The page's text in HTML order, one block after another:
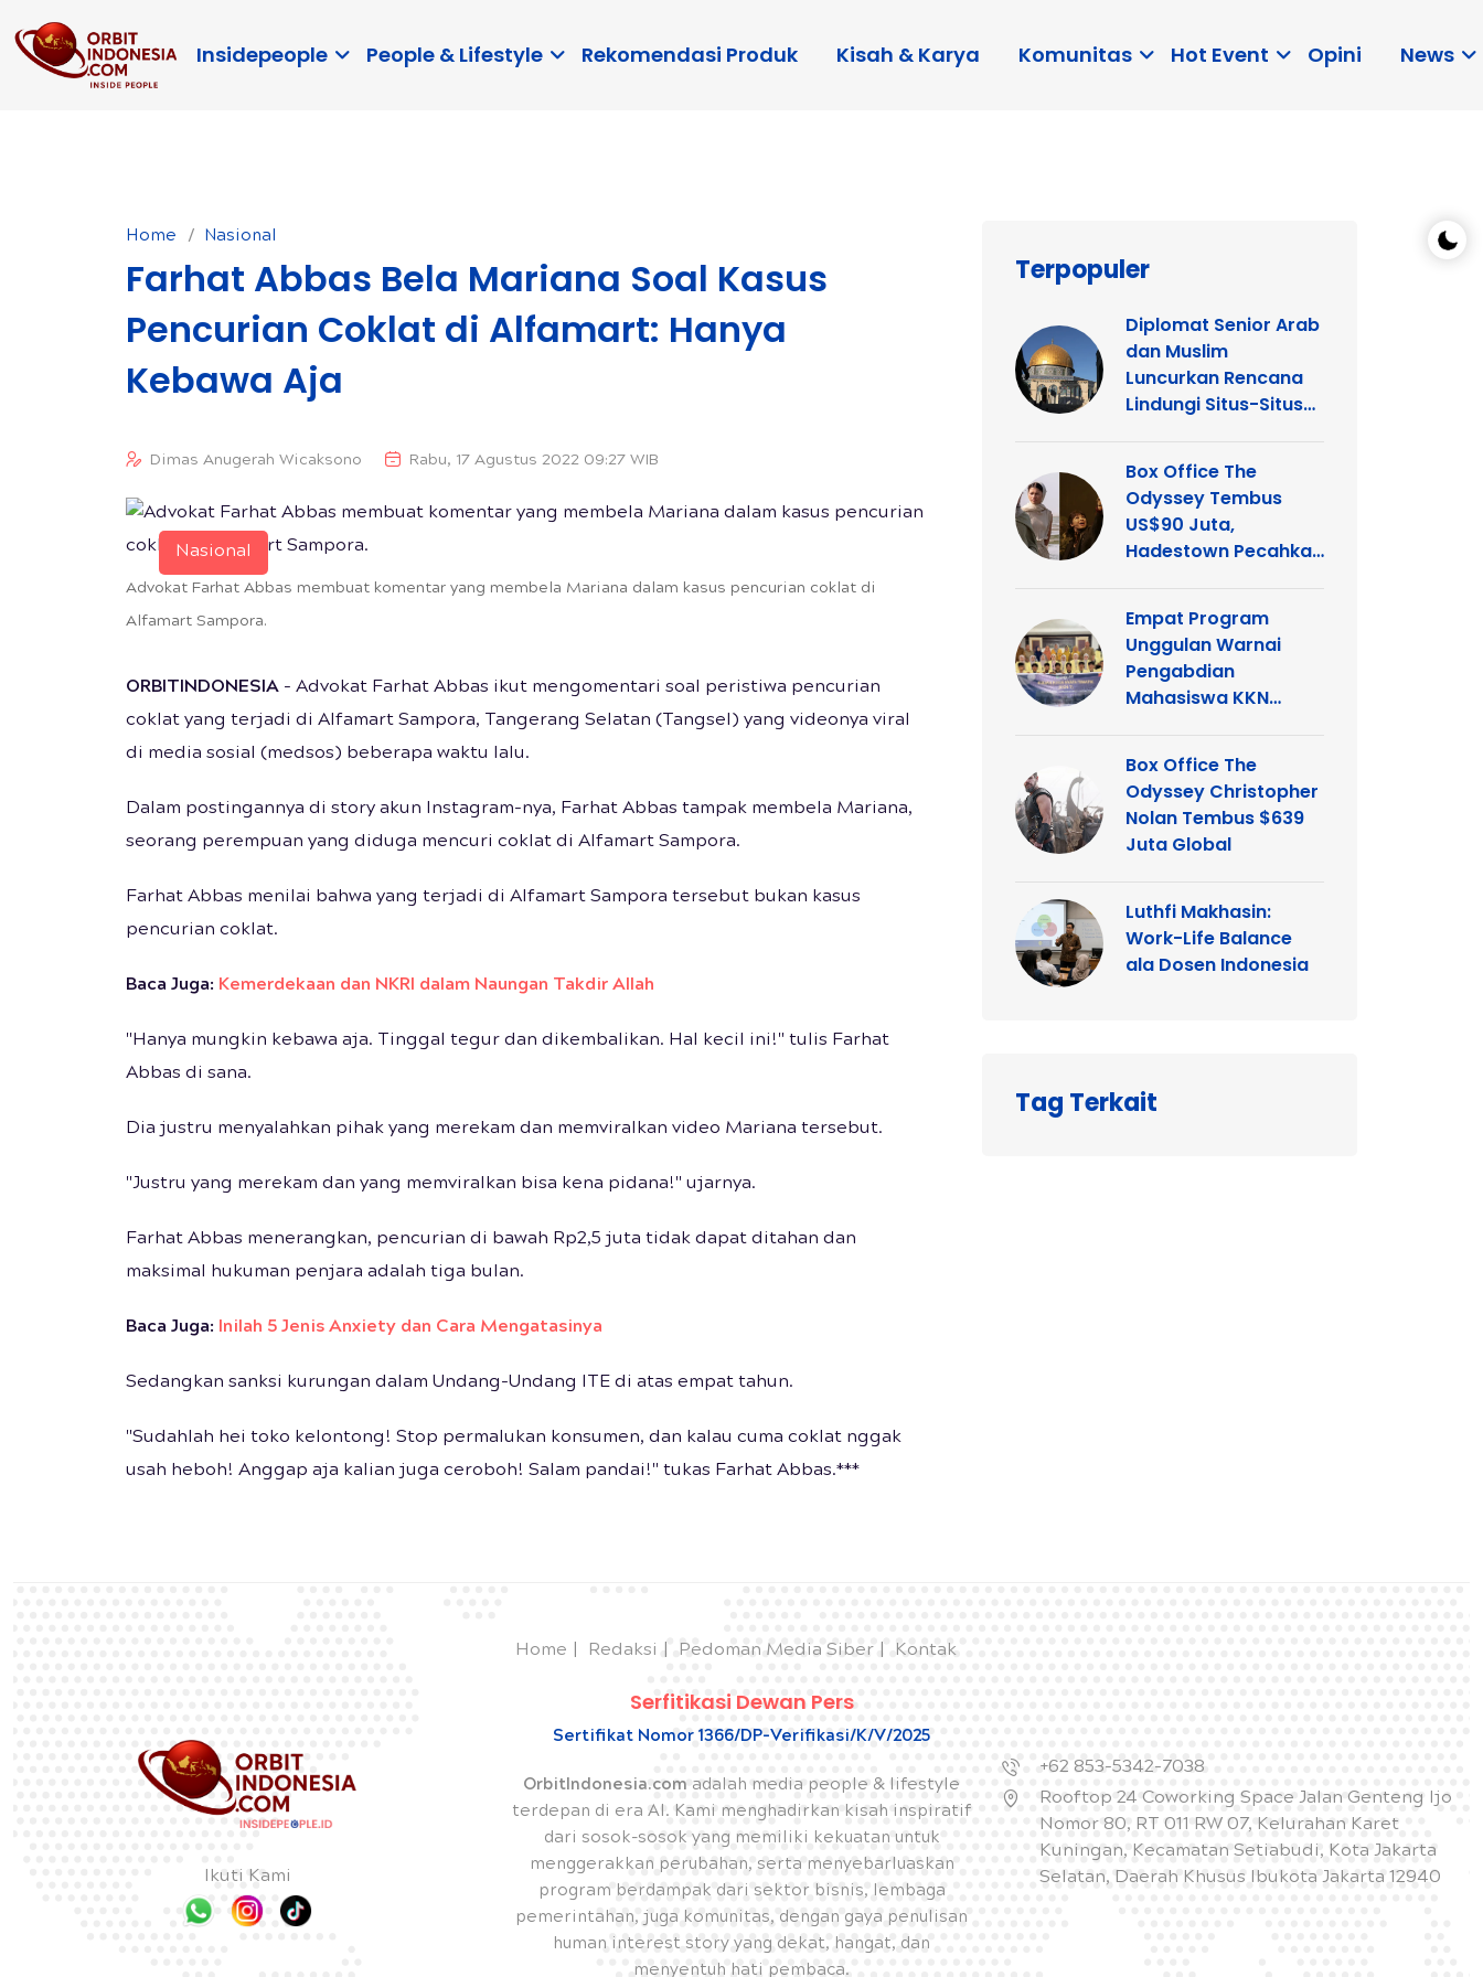
Insidepeople People & Lifestyle Rekomendasi Produk Kisah & Karya Komunitas Hot Event Opini News
Home Nasional
Farhat Abbas Bela Mariana Soal Kasus
Pencurian Coklat di Alfamart: Hanya
Kebawa Aja
Dimas Anugerah Wicaksono Rabu, 17 Agustus 2022 09:27 WIB
Advokat Farhat Abbas membuat komentar yang membela Mariana dalam kasus pencurian coklat di
Alfamart Sampora.
Nasional
ORBITINDONESIA - Advokat Farhat Abbas ikut mengomentari soal peristiwa pencurian
coklat yang terjadi di Alfamart Sampora, Tangerang Selatan (Tangsel) yang videonya viral
di media sosial (medsos) beberapa waktu lalu.
Dalam postingannya di story akun Instagram-nya, Farhat Abbas tampak membela Mariana,
seorang perempuan yang diduga mencuri coklat di Alfamart Sampora.
Farhat Abbas menilai bahwa yang terjadi di Alfamart Sampora tersebut bukan kasus
pencurian coklat.
Baca Juga: Kemerdekaan dan NKRI dalam Naungan Takdir Allah
"Hanya mungkin kebawa aja. Tinggal tegur dan dikembalikan. Hal kecil ini!" tulis Farhat
Abbas di sana.
Dia justru menyalahkan pihak yang merekam dan memviralkan video Mariana tersebut.
"Justru yang merekam dan yang memviralkan bisa kena pidana!" ujarnya.
Farhat Abbas menerangkan, pencurian di bawah Rp2,5 juta tidak dapat ditahan dan
maksimal hukuman penjara adalah tiga bulan.
Baca Juga: Inilah 5 Jenis Anxiety dan Cara Mengatasinya
Sedangkan sanksi kurungan dalam Undang-Undang ITE di atas empat tahun.
"Sudahlah hei toko kelontong! Stop permalukan konsumen, dan kalau cuma coklat nggak
usah heboh! Anggap aja kalian juga ceroboh! Salam pandai!" tukas Farhat Abbas.***
Terpopuler
Diplomat Senior Arab
dan Muslim
Luncurkan Rencana
Lindungi Situs-Situs
dan Kristen di
Yerusalem
Box Office The
Odyssey Tembus
US$90 Juta,
Hadestown Pecahkan
Empat Program
Unggulan Warnai
Pengabdian
Mahasiswa KKN
Kelurahan Ganting
Box Office The
Odyssey Christopher
Nolan Tembus $639
Juta Global
Luthfi Makhasin:
Work-Life Balance
ala Dosen Indonesia
Tag Terkait
Ikuti Kami
Home Redaksi Pedoman Media Siber Kontak
Serfitikasi Dewan Pers
Sertifikat Nomor 1366/DP-Verifikasi/K/V/2025
OrbitIndonesia.com adalah media people & lifestyle
terdepan di era AI. Kami menghadirkan kisah inspiratif
dari sosok-sosok yang memiliki kekuatan untuk
menggerakkan perubahan, serta menyebarluaskan
program berdampak dari sektor bisnis, lembaga
pemerintahan, juga komunitas, dengan gaya penulisan
human interest story yang dekat, hangat, dan
menyentuh hati pembaca.
+62 853-5342-7038
Rooftop 24 Coworking Space Jalan Genteng Ijo
Nomor 80, RT 011 RW 07, Kelurahan Karet
Kuningan, Kecamatan Setiabudi, Kota Jakarta
Selatan, Daerah Khusus Ibukota Jakarta 12940